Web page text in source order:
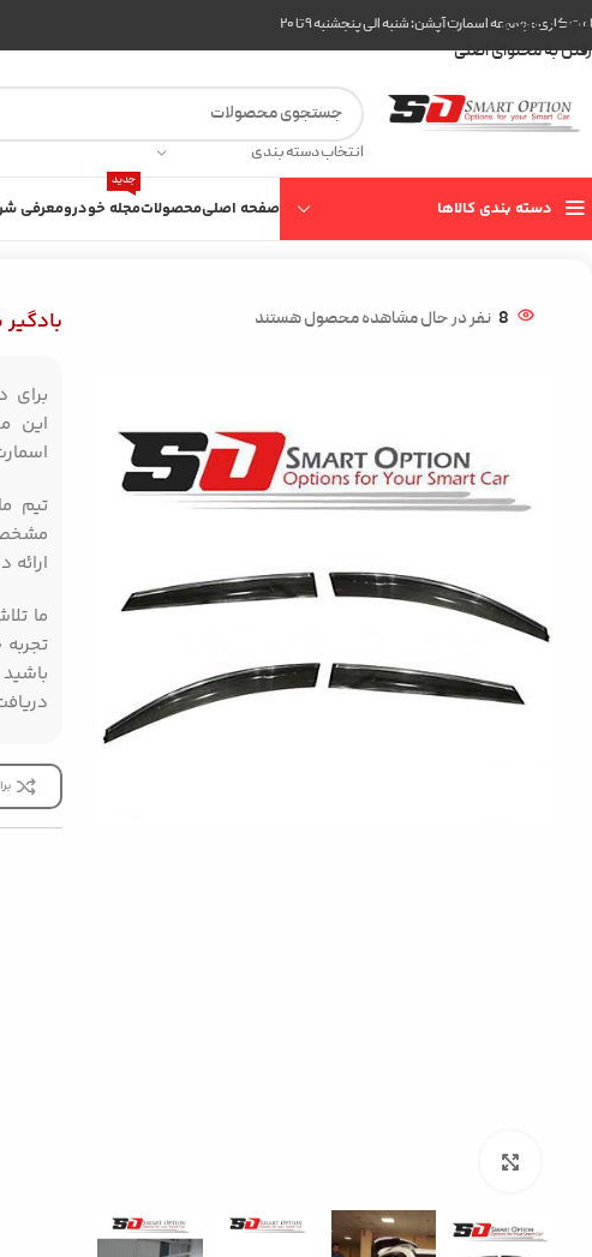
عبور به ناوبری
رفتن به محتوای اصلی
کاری مجموعه اسمارت آپشن: شنبه الی پنجشنبه ۹ تا ۲۰
انتخاب دسته بندی
دسته بندی کالاها صفحه اصلیمحصولاتمجله خودرو
جدید
معرفی
8 نفر در حال مشاهده محصول هستند
برای
این
تیم
ارائه
ما